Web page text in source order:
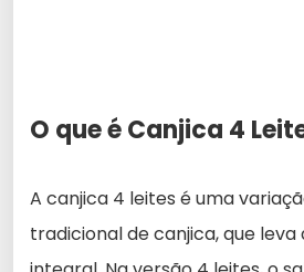
O que é Canjica 4
A canjica 4 leites é uma
tradicional de canjica, que